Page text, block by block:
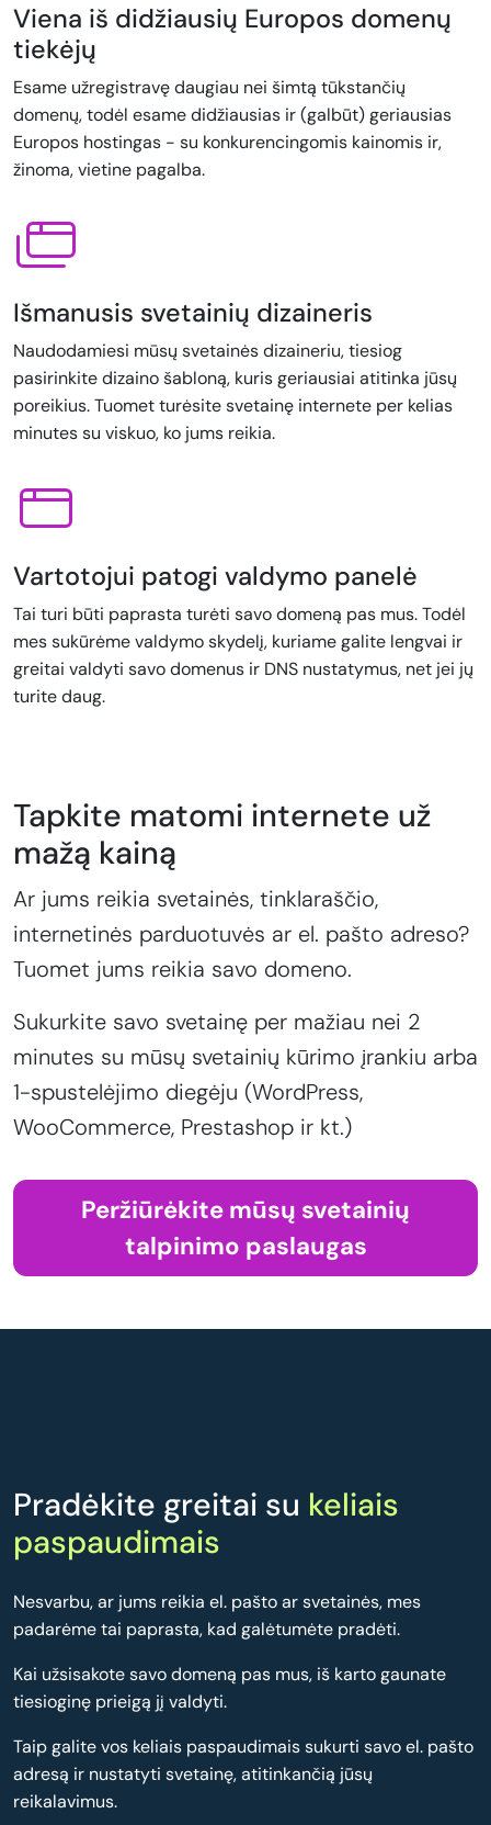
Viena iš didžiausių Europos domenų
tiekėjų
Esame užregistravę daugiau nei šimtą tūkstančių
domenų, todėl esame didžiausias ir (galbūt) geriausias
Europos hostingas - su konkurencingomis kainomis ir,
žinoma, vietine pagalba.
Išmanusis svetainių dizaineris
Naudodamiesi mūsų svetainės dizaineriu, tiesiog
pasirinkite dizaino šabloną, kuris geriausiai atitinka jūsų
poreikius. Tuomet turėsite svetainę internete per kelias
minutes su viskuo, ko jums reikia.
Vartotojui patogi valdymo panelė
Tai turi būti paprasta turėti savo domeną pas mus. Todėl
mes sukūrėme valdymo skydelį, kuriame galite lengvai ir
greitai valdyti savo domenus ir DNS nustatymus, net jei jų
turite daug.
Tapkite matomi internete už
mažą kainą
Ar jums reikia svetainės, tinklaraščio,
internetinės parduotuvės ar el. pašto adreso?
Tuomet jums reikia savo domeno.
Sukurkite savo svetainę per mažiau nei 2
minutes su mūsų svetainių kūrimo įrankiu arba
1-spustelėjimo diegėju (WordPress,
WooCommerce, Prestashop ir kt.)
Peržiūrėkite mūsų svetainių
talpinimo paslaugas
Pradėkite greitai su keliais
paspaudimais
Nesvarbu, ar jums reikia el. pašto ar svetainės, mes
padarėme tai paprasta, kad galėtumėte pradėti.
Kai užsisakote savo domeną pas mus, iš karto gaunate
tiesioginę prieigą jį valdyti.
Taip galite vos keliais paspaudimais sukurti savo el. pašto
adresą ir nustatyti svetainę, atitinkančią jūsų
reikalavimus.